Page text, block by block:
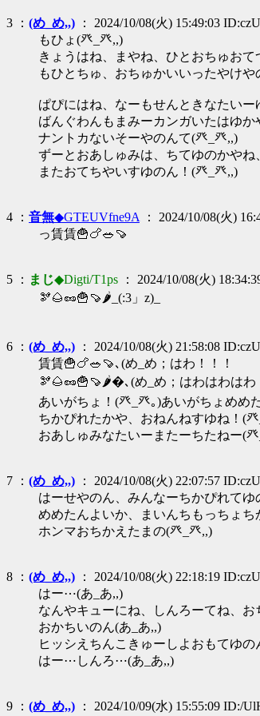
3 ： (め_め,,) ： 2024/10/08(火) 15:49:03
もひょ(癶_癶,,)
きょうはね、まやね、ひとおちゅおて
もひとちゅ、おちゅかいいったやけや
ぱぴにはね、なーもせんときなたいー
ばんぐわんもまみーカンガいたはゆか
ナントカないそーやのんて(癶_癶,,)
ずーとおあしゅみは、ちてゆのかやね
またおてちやいすゆのん！(癶_癶,,)
4 ： 音無◆GTEUVfne9A ： 2024/10/08(火)
っ賃賃🍟🍗🥗🍠
5 ： まじ◆Digti/T1ps ： 2024/10/08(火)
🫘🌰🥜🍟🍠🌶️_(:3」z)_
6 ： (め_め,,) ： 2024/10/08(火) 21:58:08
賃賃🍟🍗🥗🍠､(め_め；はわ！！！
🫘🌰🥜🍟🍠🌶�､(め_め；はわはわはわ
あいがちょ！(癶_癶｡)あいがちょめめ
ちかぴれたかや、おねんねすゆね！(
おあしゅみなたいーまたーちたねー(
7 ： (め_め,,) ： 2024/10/08(火) 22:07:57
はーせやのん、みんなーちかぴれて
めめたんよいか、まいんちもっちょ
ホンマおちかえたまの(癶_癶,,)
8 ： (め_め,,) ： 2024/10/08(火) 22:18:19
はー⋯(あ_あ,,)
なんやキューにね、しんろーてね、
おかちいのん(あ_あ,,)
ヒッシえちんこきゅーしよおもてゆの
はー⋯しんろ⋯(あ_あ,,)
9 ： (め_め,,) ： 2024/10/09(水) 15:55:09 ID:/